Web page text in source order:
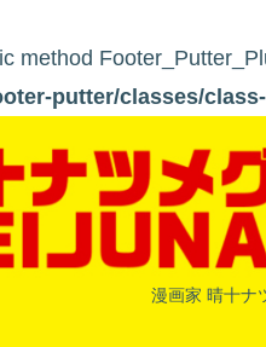
method
putter/classes/
漫画家 晴十ナ